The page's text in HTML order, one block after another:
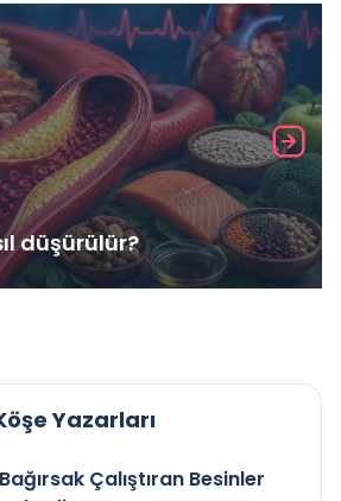
düşürülür?
Yazarları
Bağırsak Çalıştıran Besinler